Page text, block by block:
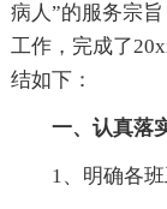
病人”的服务宗
工作，完成了
结如下：
一、认真落
1、明确各班